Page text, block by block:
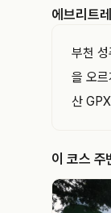
고도와
에브리트
부천
을 오
산
이 코스 주